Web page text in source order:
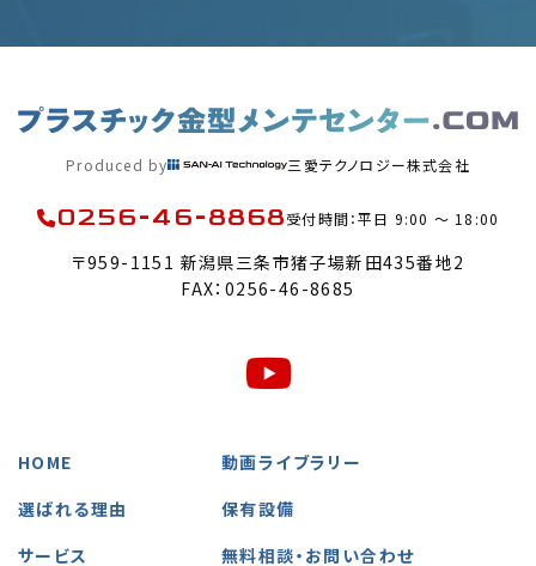
Produced by 三愛テクノロジー株式会社
0256-46-8868受付時間：平日 9:00 〜 18:00
〒959-1151 新潟県三条市猪子場新田435番地2
FAX：0256-46-8685
HOME
選ばれる理由
サービス
動画ライブラリー
保有設備
無料相談・お問い合わせ